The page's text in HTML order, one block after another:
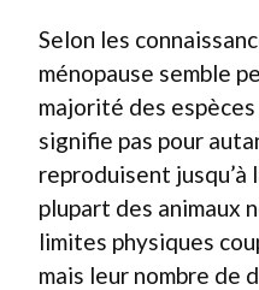
Selon les
ménopause semble
majorité des
signifie pas pour
reproduisent jusqu’à
plupart des animaux
limites physiques
mais leur nombre de